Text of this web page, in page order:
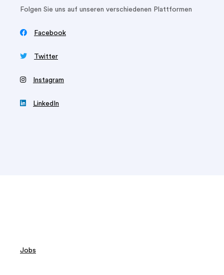
Folgen Sie uns auf unseren verschiedenen Plattformen
 Facebook
 Twitter
‍ Instagram
 LinkedIn
Jobs